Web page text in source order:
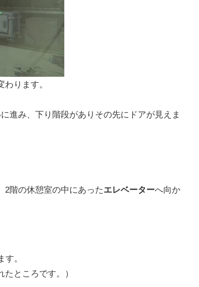
ります。
進み、下り階段がありその先にドアが見えま
2階の休憩室の中にあったエレベーターへ向か
す。
たところです。）